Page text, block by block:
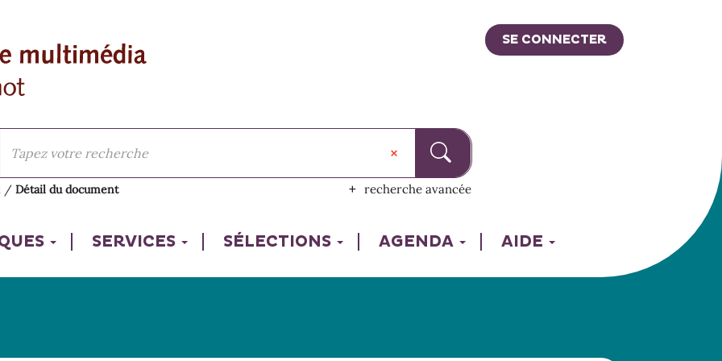
SE CONNECTER
recherche avancée
/Détail du document
SERVICES SÉLECTIONS AGENDA AIDE